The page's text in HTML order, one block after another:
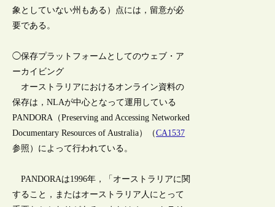
象としていない州もある）点には，留意が必
要である。
◯保存プラットフォームとしてのウェブ・ア
ーカイビング
オーストラリアにおけるオンライン資料の
保存は，NLAが中心となって運用している
PANDORA（Preserving and Accessing Networked
Documentary Resources of Australia）（CA1537
参照）によって行われている。
PANDORAは1996年，「オーストラリアに関
すること，またはオーストラリア人にとって